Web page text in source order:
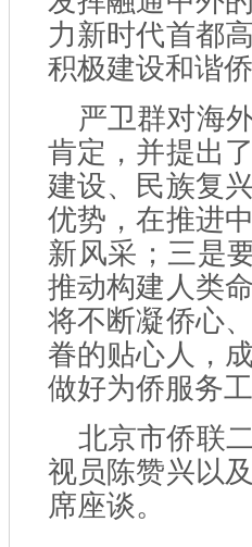
力新时代首都
积极建设和谐
严卫群对海
肯定，并提出
建设、民族复
优势，在推进
新风采；三是
推动构建人类
将不断凝侨心
眷的贴心人，
做好为侨服务工
北京市侨联
视员陈赞兴以
席座谈。